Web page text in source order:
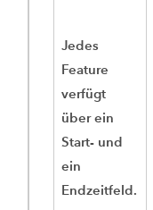
Jedes
Feature
verfügt
über ein
Start- und
ein
Endzeitfeld.